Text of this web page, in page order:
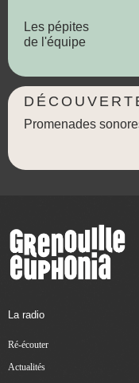
Les pépites
de l'équipe
Promenades
La radio
Ré-écouter
Actualités